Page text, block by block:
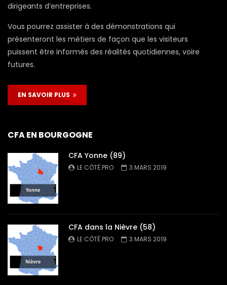
dirigeants d’entreprises.
Vous pourrez assister à des démonstrations qui
présenteront les métiers de façon que les visiteurs
puissent être informés des réalités quotidiennes, voire
futures.
EN SAVOIR PLUS
CFA EN BOURGOGNE
CFA Yonne (89)
LE CÔTÉ PRO 3 MARS 2019
CFA dans la Nièvre (58)
LE CÔTÉ PRO 3 MARS 2019